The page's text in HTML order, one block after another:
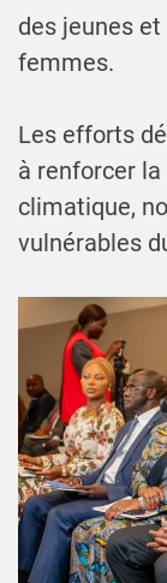
des jeunes
femmes.
Les efforts
à renforcer
climatique,
vulnérables